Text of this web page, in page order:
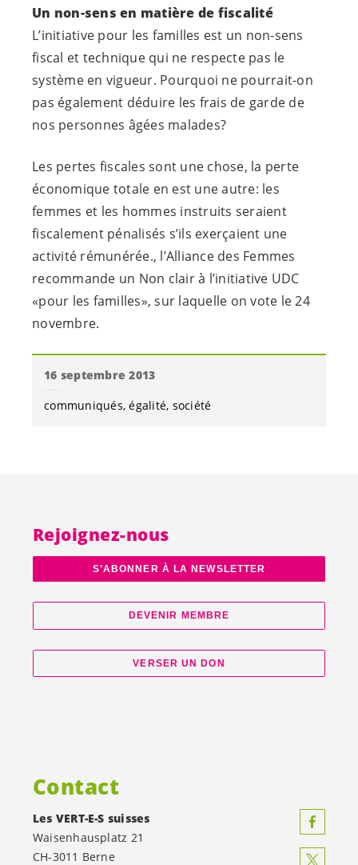
Un non-sens en matière de fiscalité
L’initiative pour les familles est un non-sens
fiscal et technique qui ne respecte pas le
système en vigueur. Pourquoi ne pourrait-on
pas également déduire les frais de garde de
nos personnes âgées malades?
Les pertes fiscales sont une chose, la perte
économique totale en est une autre: les
femmes et les hommes instruits seraient
fiscalement pénalisés s’ils exerçaient une
activité rémunérée., l’Alliance des Femmes
recommande un Non clair à l’initiative UDC
«pour les familles», sur laquelle on vote le 24
novembre.
16 septembre 2013
communiqués égalité société
Rejoignez-nous
S’ABONNER À LA NEWSLETTER
DEVENIR MEMBRE
VERSER UN DON
Contact
Les VERT-E-S suisses
Waisenhausplatz 21
CH-3011 Berne